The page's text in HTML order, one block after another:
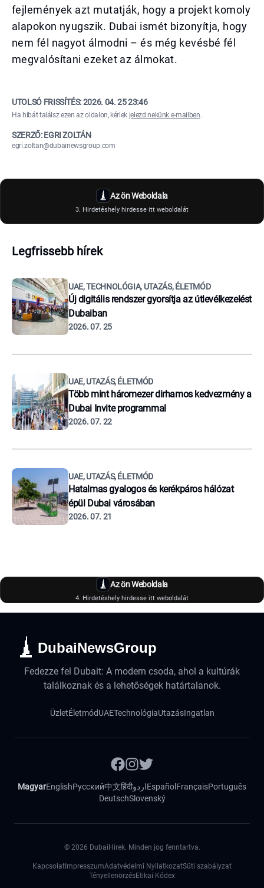
fejlemények azt mutatják, hogy a projekt komoly
alapokon nyugszik. Dubai ismét bizonyítja, hogy
nem fél nagyot álmodni – és még kevésbé fél
megvalósítani ezeket az álmokat.
UTOLSÓ FRISSÍTÉS:2026. 04. 25 23:46
Ha hibát találsz ezen az oldalon, kérlek jelezd nekünk e-mailben.
SZERZŐ: EGRI ZOLTÁN
egri.zoltan@dubainewsgroup.com
Az ön Weboldala
3. Hirdetéshely hirdesse itt weboldalát
Legfrissebb hírek
UAE, TECHNOLÓGIA, UTAZÁS, ÉLETMÓD
Új digitális rendszer gyorsítja az útlevélkezelést
Dubaiban
2026. 07. 25
UAE, UTAZÁS, ÉLETMÓD
Több mint háromezer dirhamos kedvezmény a
Dubai Invite programmal
2026. 07. 22
UAE, UTAZÁS, ÉLETMÓD
Hatalmas gyalogos és kerékpáros hálózat
épül Dubai városában
2026. 07. 21
Az ön Weboldala
4. Hirdetéshely hirdesse itt weboldalát
DubaiNewsGroup
Fedezze fel Dubait: A modern csoda, ahol a kultúrák
találkoznak és a lehetőségek határtalanok.
ÜzletÉletmódUAETechnológiaUtazásIngatlan
MagyarEnglishРусский中文हिंदीاردوEspañol FrançaisPortuguês
DeutschSlovenský
© 2026 DubaiHirek. Minden jog fenntartva.
Kapcsolat ImpresszumAdatvédelmi NyilatkozatSüti szabályzat
TényellenörzésEtikai Kódex